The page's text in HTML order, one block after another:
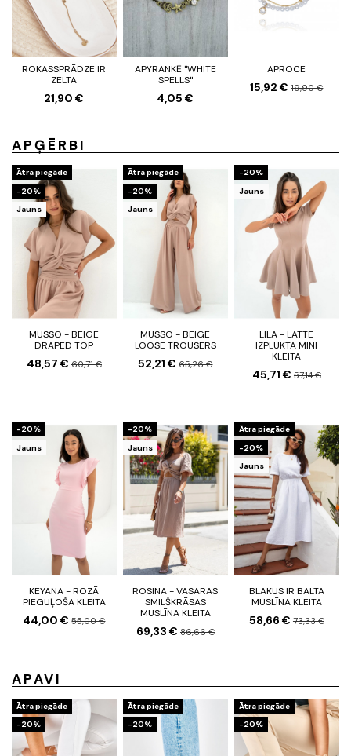
ROKASSPRĀDZE IR
ZELTA
21,90 €
APYRANKĖ "WHITE
SPELLS"
4,05 €
APROCE
15,92 €19,90 €
APĢĒRBI
Ātra piegāde
-20%
Jauns
MUSSO - BEIGE
DRAPED TOP
48,57 € 60,71 €
Ātra piegāde
-20%
Jauns
MUSSO - BEIGE
LOOSE TROUSERS
52,21 €65,26 €
-20%
Jauns
LILA - LATTE
IZPLŪKTA MINI
KLEITA
45,71 € 57,14 €
-20%
Jauns
KEYANA - ROZĀ
PIEGUĻOŠA KLEITA
44,00 €55,00 €
-20%
Jauns
ROSINA - VASARAS
SMILŠKRĀSAS
MUSLĪNA KLEITA
69,33 € 86,66 €
Ātra piegāde
-20%
Jauns
BLAKUS IR BALTA
MUSLĪNA KLEITA
58,66 € 73,33 €
APAVI
Ātra piegāde
-20%
Ātra piegāde
-20%
Ātra piegāde
-20%